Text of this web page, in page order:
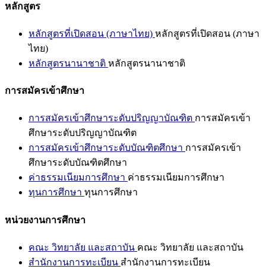
หลักสูตร
หลักสูตรที่เปิดสอน (ภาษาไทย) หลักสูตรที่เปิดสอน (ภาษา
ไทย)
หลักสูตรนานาชาติ หลักสูตรนานาชาติ
การสมัครเข้าศึกษา
การสมัครเข้าศึกษาระดับปริญญาบัณฑิต การสมัครเข้า
ศึกษาระดับปริญญาบัณฑิต
การสมัครเข้าศึกษาระดับบัณฑิตศึกษา การสมัครเข้า
ศึกษาระดับบัณฑิตศึกษา
ค่าธรรมเนียมการศึกษา ค่าธรรมเนียมการศึกษา
ทุนการศึกษา ทุนการศึกษา
หน่วยงานการศึกษา
คณะ วิทยาลัย และสถาบัน คณะ วิทยาลัย และสถาบัน
สำนักงานการทะเบียน สำนักงานการทะเบียน